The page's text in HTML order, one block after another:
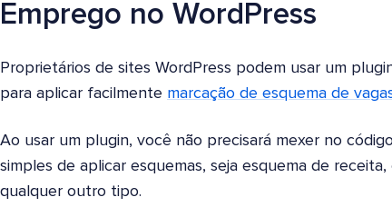
Emprego no WordPress
Proprietários de sites WordPress podem usar um
para aplicar facilmente marcação de esquema de
Ao usar um plugin, você não precisará mexer no
simples de aplicar esquemas, seja esquema de
qualquer outro tipo.